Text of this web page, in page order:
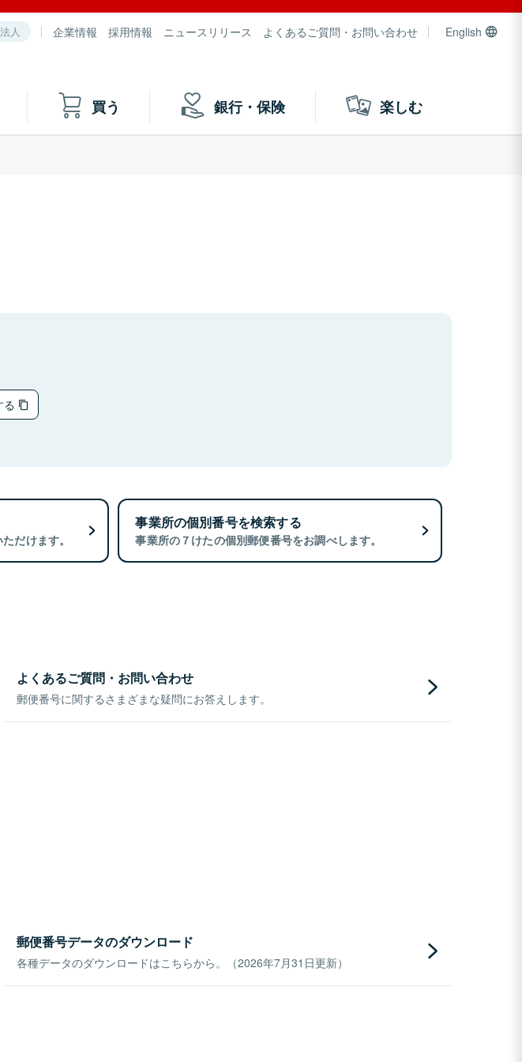
法人 企業情報 採用情報 ニュースリリース よくあるご質問・お問い合わせ English
買う 銀行・保険 楽しむ
る
だけます。
事業所の個別番号を検索する
事業所の７けたの個別郵便番号をお調べします。
よくあるご質問・お問い合わせ
郵便番号に関するさまざまな疑問にお答えします。
郵便番号データのダウンロード
各種データのダウンロードはこちらから。（2026年7月31日更新）